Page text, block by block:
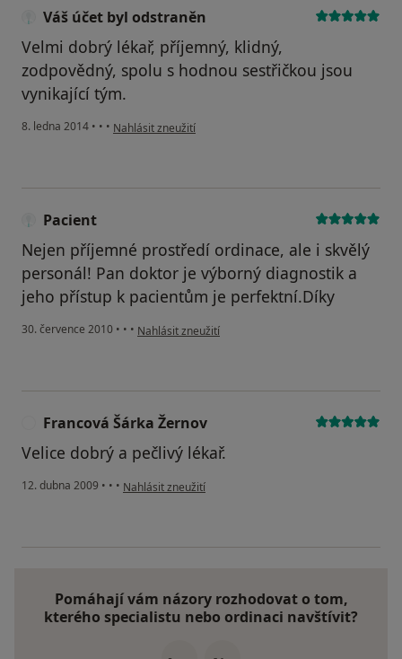
Váš účet byl odstraněn
Velmi dobrý lékař, příjemný, klidný,
zodpovědný, spolu s hodnou sestřičkou jsou
vynikající tým.
8. ledna 2014 • • • podle názoru uživatele Váš účet byl odstraněn
Nahlásit zneužití
Pacient
Nejen příjemné prostředí ordinace, ale i skvělý
personál! Pan doktor je výborný diagnostik a
jeho přístup k pacientům je perfektní.Díky
30. července 2010 • • • podle názoru uživatele Pacient
Nahlásit zneužití
Francová Šárka Žernov
Velice dobrý a pečlivý lékař.
12. dubna 2009 • • • podle názoru uživatele Francová Šárka Žernov
Nahlásit zneužití
Pomáhají vám názory rozhodovat o tom,
kterého specialistu nebo ordinaci navštívit?